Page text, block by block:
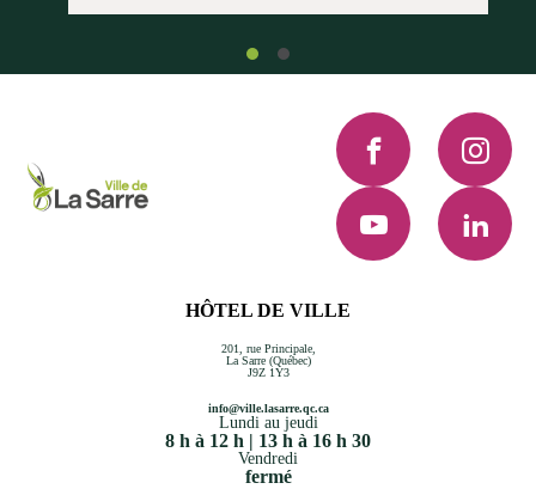
HÔTEL DE VILLE
201, rue Principale,
La Sarre (Québec)
J9Z 1Y3
info@ville.lasarre.qc.ca
Lundi au jeudi
8 h à 12 h | 13 h à 16 h 30
Vendredi
fermé
Facebook
YouTube